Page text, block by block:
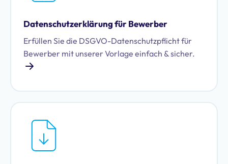
Datenschutzerklärung für Bewerber
Erfüllen Sie die DSGVO-Datenschutzpflicht für
Bewerber mit unserer Vorlage einfach & sicher.